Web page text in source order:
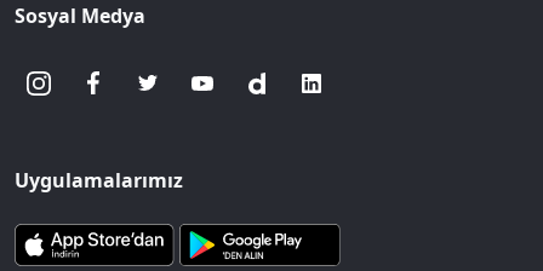
Sosyal Medya
Uygulamalarımız